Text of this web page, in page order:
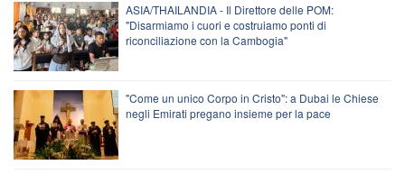
ASIA/THAILANDIA - Il Direttore delle POM:
"Disarmiamo i cuori e costruiamo ponti di
riconciliazione con la Cambogia"
"Come un unico Corpo in Cristo": a Dubai le Chiese
negli Emirati pregano insieme per la pace